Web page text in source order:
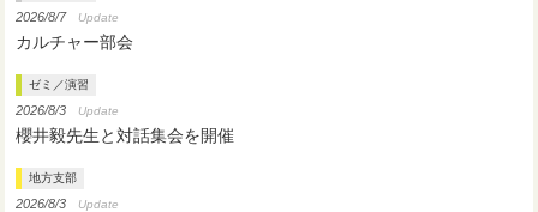
2026/8/7 Update
カルチャー部会
ゼミ／演習
2026/8/3 Update
櫻井毅先生と対話集会を開催
地方支部
2026/8/3 Update